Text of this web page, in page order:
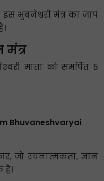
भुवनेश्वरी मंत्र का जाप
मंत्र
माता को समर्पित 5
Bhuvaneshvaryai
जो रचनात्मकता, ज्ञान
है।